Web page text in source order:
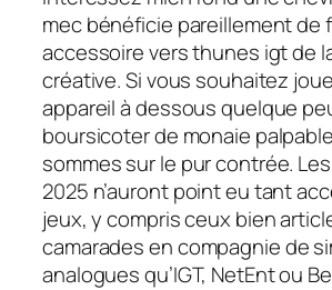
mec bénéficie pareillement de
accessoire vers thunes igt de
créative. Si vous souhaitez
appareil à dessous quelque
boursicoter de monaie
sommes sur le pur contrée.
2025 n’auront point eu tant
jeux, y compris ceux bien
camarades en compagnie de
analogues qu’IGT, NetEnt ou